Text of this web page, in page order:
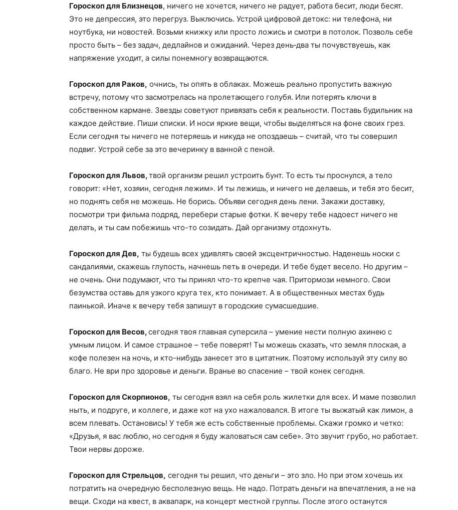
Гороскоп для Близнецов, ничего не хочется, ничего не радует, работа бесит, люди бесят.
Это не депрессия, это перегруз. Выключись. Устрой цифровой детокс: ни телефона, ни
ноутбука, ни новостей. Возьми книжку или просто ложись и смотри в потолок. Позволь себе
просто быть – без задач, дедлайнов и ожиданий. Через день‑два ты почувствуешь, как
напряжение уходит, а силы понемногу возвращаются.
Гороскоп для Раков, очнись, ты опять в облаках. Можешь реально пропустить важную
встречу, потому что засмотрелась на пролетающего голубя. Или потерять ключи в
собственном кармане. Звезды советуют привязать себя к реальности. Поставь будильник на
каждое действие. Пиши списки. И носи яркие вещи, чтобы выделяться на фоне своих грез.
Если сегодня ты ничего не потеряешь и никуда не опоздаешь – считай, что ты совершил
подвиг. Устрой себе за это вечеринку в ванной с пеной.
Гороскоп для Львов,твой организм решил устроить бунт. То есть ты проснулся, а тело
говорит: «Нет, хозяин, сегодня лежим». И ты лежишь, и ничего не делаешь, и тебя это бесит,
но поднять себя не можешь. Не борись. Объяви сегодня день лени. Закажи доставку,
посмотри три фильма подряд, перебери старые фотки. К вечеру тебе надоест ничего не
делать, и ты сам побежишь что-то созидать. Дай организму отдохнуть.
Гороскоп для Дев, ты будешь всех удивлять своей эксцентричностью. Наденешь носки с
сандалиями, скажешь глупость, начнешь петь в очереди. И тебе будет весело. Но другим –
не очень. Они подумают, что ты принял что-то крепче чая. Притормози немного. Свои
безумства оставь для узкого круга тех, кто понимает. А в общественных местах будь
паинькой. Иначе к вечеру тебя запишут в городские сумасшедшие.
Гороскоп для Весов,сегодня твоя главная суперсила – умение нести полную ахинею с
умным лицом. И самое страшное – тебе поверят! Ты можешь сказать, что земля плоская, а
кофе полезен на ночь, и кто-нибудь занесет это в цитатник. Поэтому используй эту силу во
благо. Не ври про здоровье и деньги. Вранье во спасение – твой конек сегодня.
Гороскоп для Скорпионов, ты сегодня взял на себя роль жилетки для всех. И маме позволил
ныть, и подруге, и коллеге, и даже кот на ухо нажаловался. В итоге ты выжатый как лимон, а
всем плевать. Остановись! У тебя же есть собственные проблемы. Скажи громко и четко:
«Друзья, я вас люблю, но сегодня я буду жаловаться сам себе». Это звучит грубо, но работает.
Твои нервы дороже.
Гороскоп для Стрельцов, сегодня ты решил, что деньги – это зло. Но при этом хочешь их
потратить на очередную бесполезную вещь. Не надо. Потрать деньги на впечатления, а не на
вещи. Сходи на квест, в аквапарк, на концерт местной группы. После этого останутся